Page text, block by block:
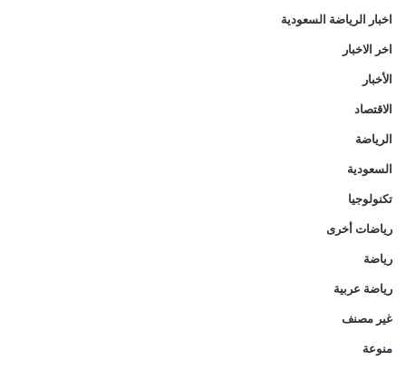
اخبار الرياضة السعودية
اخر الاخبار
الأخبار
الاقتصاد
الرياضة
السعودية
تكنولوجيا
رياضات أخرى
رياضة
رياضة عربية
غير مصنف
منوعة